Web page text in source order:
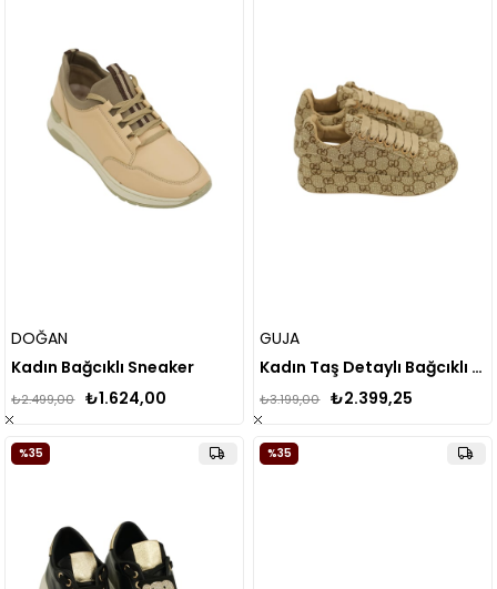
DOĞAN
Kadın Bağcıklı Sneaker
₺1.624,00
₺2.499,00
GUJA
Kadın Taş Detaylı Bağcıklı Sneakers 24Y451
₺2.399,25
₺3.199,00
%35 %35